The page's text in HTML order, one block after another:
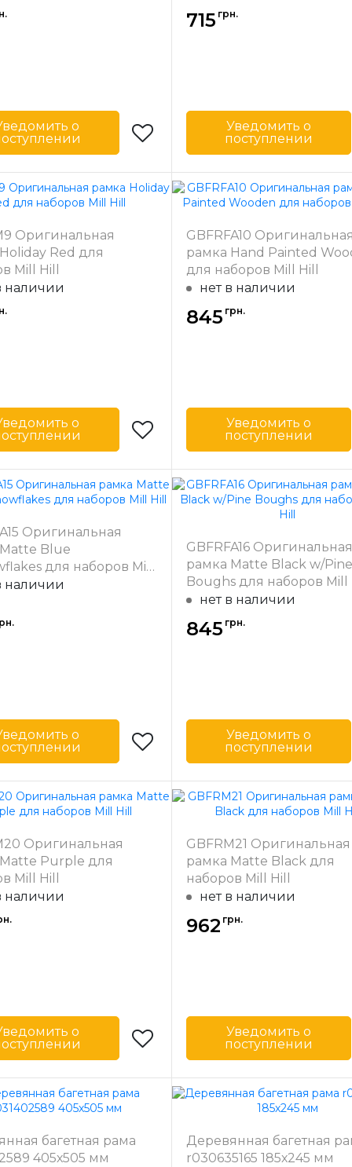
о
Mill Hill
США
багета
715 грн.
Уведомить о
поступлении
Бренд
Страна-
производитель
Ширина багета
в мм
Материал
багета
Оригинальная
Red для
Mill Hill
наличии
о
Mill Hill
США
Дерево
GBFRFA10 Оригинальная
рамка Hand Painted
для наборов Mill Hill
нет в наличии
845 грн.
Уведомить о
поступлении
Бренд
Страна-
производитель
в мм
Материал
багета
Оригинальная
Blue
для наборов Mill
наличии
о
Mill Hill
США
багета
GBFRFA16 Оригинальная
рамка Matte Black w/Pine
Boughs для наборов Mill
нет в наличии
845 грн.
Уведомить о
поступлении
Бренд
Страна-
производитель
Ширина багета
в мм
Материал
багета
Оригинальная
Purple для
Mill Hill
наличии
о
Mill Hill
США
багета
GBFRM21 Оригинальная
рамка Matte Black для
наборов Mill Hill
нет в наличии
962 грн.
Уведомить о
поступлении
Бренд
Страна-
производитель
Ширина багета
в мм
багетная рама
405х505 мм
Деревянная багетная
r030635165 185х245 мм